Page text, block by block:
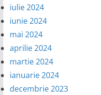
iulie 2024
iunie 2024
mai 2024
aprilie 2024
martie 2024
ianuarie 2024
decembrie 2023